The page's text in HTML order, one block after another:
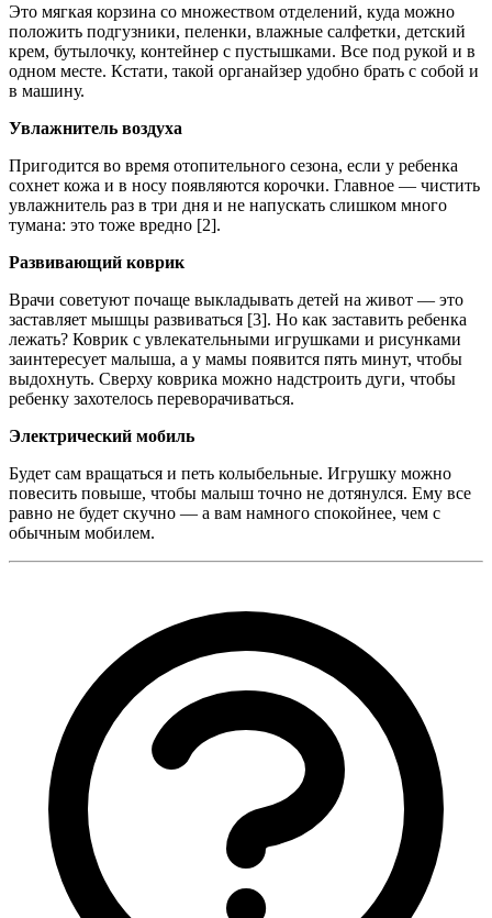
Это мягкая корзина со множеством отделений, куда можно
положить подгузники, пеленки, влажные салфетки, детский
крем, бутылочку, контейнер с пустышками. Все под рукой и в
одном месте. Кстати, такой органайзер удобно брать с собой и
в машину.
Увлажнитель воздуха
Пригодится во время отопительного сезона, если у ребенка
сохнет кожа и в носу появляются корочки. Главное — чистить
увлажнитель раз в три дня и не напускать слишком много
тумана: это тоже вредно [2].
Развивающий коврик
Врачи советуют почаще выкладывать детей на живот — это
заставляет мышцы развиваться [3]. Но как заставить ребенка
лежать? Коврик с увлекательными игрушками и рисунками
заинтересует малыша, а у мамы появится пять минут, чтобы
выдохнуть. Сверху коврика можно надстроить дуги, чтобы
ребенку захотелось переворачиваться.
Электрический мобиль
Будет сам вращаться и петь колыбельные. Игрушку можно
повесить повыше, чтобы малыш точно не дотянулся. Ему все
равно не будет скучно — а вам намного спокойнее, чем с
обычным мобилем.